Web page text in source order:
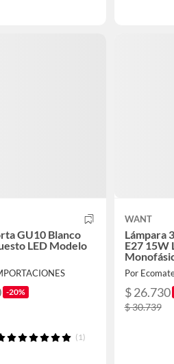
GU10 Blanco
LED Modelo
-20%
(1)
WANT
Lámpara
E27 15W
Por
$ 26.730
$ 30.739